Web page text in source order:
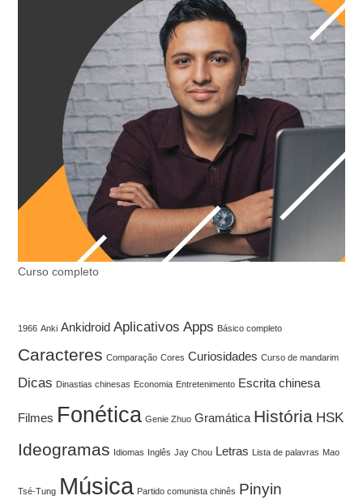
Curso completo
1966 Anki Ankidroid Aplicativos Apps Básico completo
Caracteres Comparação Cores Curiosidades Curso de mandarim
Dicas Dinastias chinesas Economia Entretenimento Escrita chinesa
Filmes Fonética Genie Zhuo Gramática História HSK
Ideogramas Idiomas Inglês Jay Chou Letras Lista de palavras Mao
Tsé-Tung Música Partido comunista chinês Pinyin